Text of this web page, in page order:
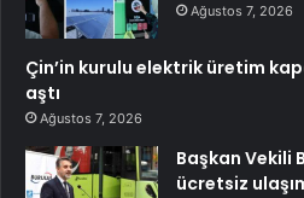
Ağustos 7, 2026
Çin’in kurulu elektrik üretim
aştı
Ağustos 7, 2026
Başkan Vekili
ücretsiz